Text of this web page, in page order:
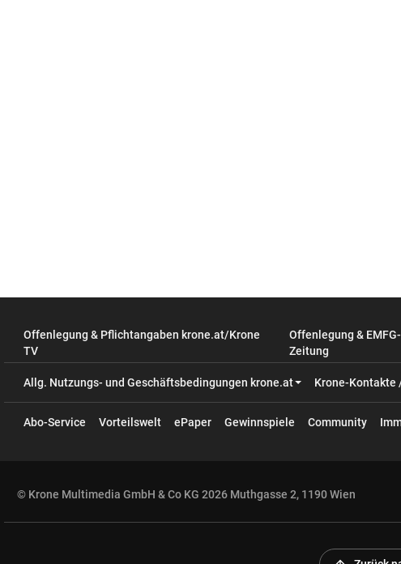
Offenlegung & Pflichtangaben krone.at/Krone
TV
Offenlegung &
Zeitung
Allg. Nutzungs- und Geschäftsbedingungen krone.at Krone-Kontakte
Abo-Service Vorteilswelt ePaper Gewinnspiele Community
© Krone Multimedia GmbH & Co KG 2026 Muthgasse 2, 1190 Wien